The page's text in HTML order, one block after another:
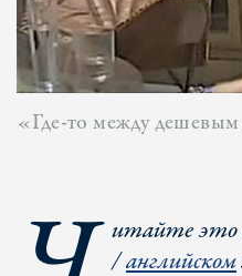
«Где-то между
итайте это
/английском